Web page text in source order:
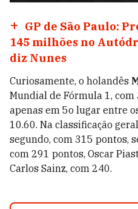
GP de São Paulo:
145 milhões no
diz Nunes
Curiosamente, o holandês
Mundial de Fórmula 1, com
apenas em 5o lugar entre
10.60. Na classificação
segundo, com 315 pontos,
com 291 pontos, Oscar
Carlos Sainz, com 240.